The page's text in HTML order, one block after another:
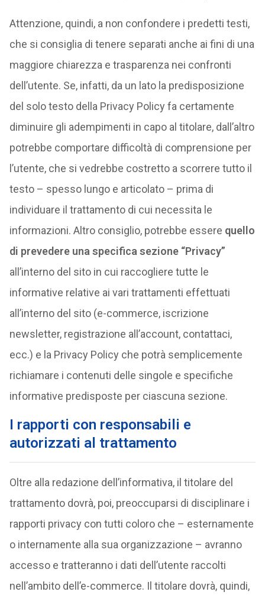
Attenzione, quindi, a non confondere i predetti testi,
che si consiglia di tenere separati anche ai fini di una
maggiore chiarezza e trasparenza nei confronti
dell’utente. Se, infatti, da un lato la predisposizione
del solo testo della Privacy Policy fa certamente
diminuire gli adempimenti in capo al titolare, dall’altro
potrebbe comportare difficoltà di comprensione per
l’utente, che si vedrebbe costretto a scorrere tutto il
testo – spesso lungo e articolato – prima di
individuare il trattamento di cui necessita le
informazioni. Altro consiglio, potrebbe essere quello
di prevedere una specifica sezione “Privacy”
all’interno del sito in cui raccogliere tutte le
informative relative ai vari trattamenti effettuati
all’interno del sito (e-commerce, iscrizione
newsletter, registrazione all’account, contattaci,
ecc.) e la Privacy Policy che potrà semplicemente
richiamare i contenuti delle singole e specifiche
informative predisposte per ciascuna sezione.
I rapporti con responsabili e
autorizzati al trattamento
Oltre alla redazione dell’informativa, il titolare del
trattamento dovrà, poi, preoccuparsi di disciplinare i
rapporti privacy con tutti coloro che – esternamente
o internamente alla sua organizzazione – avranno
accesso e tratteranno i dati dell’utente raccolti
nell’ambito dell’e-commerce. Il titolare dovrà, quindi,